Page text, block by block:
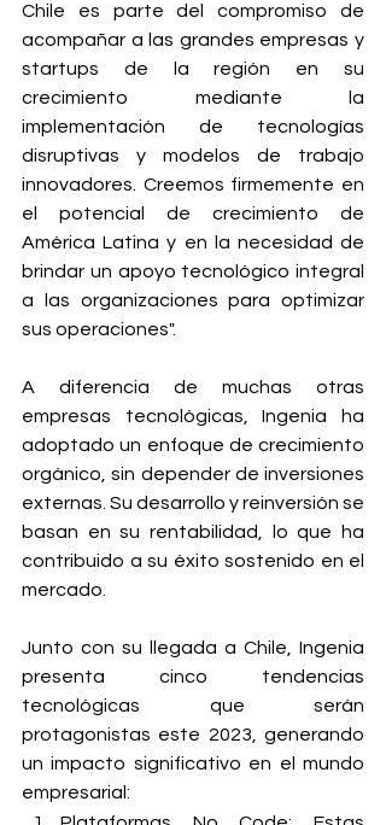
Chile es parte del compromiso de
acompañar a las grandes empresas y
startups de la región en su
crecimiento mediante la
implementación de tecnologías
disruptivas y modelos de trabajo
innovadores. Creemos firmemente en
el potencial de crecimiento de
América Latina y en la necesidad de
brindar un apoyo tecnológico integral
a las organizaciones para optimizar
sus operaciones".
A diferencia de muchas otras
empresas tecnológicas, Ingenia ha
adoptado un enfoque de crecimiento
orgánico, sin depender de inversiones
externas. Su desarrollo y reinversión se
basan en su rentabilidad, lo que ha
contribuido a su éxito sostenido en el
mercado.
Junto con su llegada a Chile, Ingenia
presenta cinco tendencias
tecnológicas que serán
protagonistas este 2023, generando
un impacto significativo en el mundo
empresarial: